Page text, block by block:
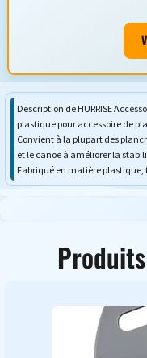
Description de HURRISE
plastique pour accessoire de
Convient à la plupart des
et le canoë à améliorer la
Fabriqué en matière